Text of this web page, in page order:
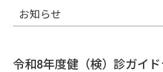
お知らせ
令和8年度健（検）診ガイ